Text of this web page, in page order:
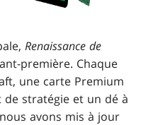
Renaissance de
première. Chaque
une carte Premium
stratégie et un dé à
avons mis à jour